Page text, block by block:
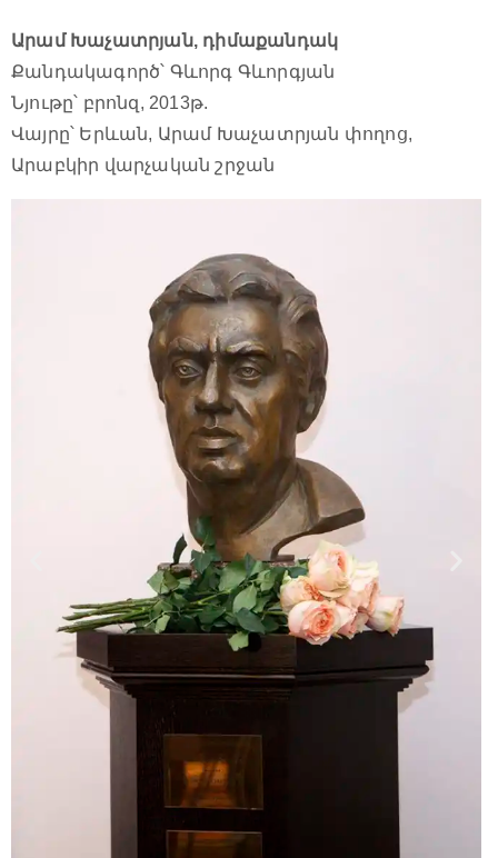
Արամ Խաչատրյան, դիմաքանդակ
Քանդակագործ՝ Գևորգ Գևորգյան
Նյութը՝ բրոնզ, 2013թ.
Վայրը՝ Երևան, Արամ Խաչատրյան փողոց,
Արաբկիր վարչական շրջան